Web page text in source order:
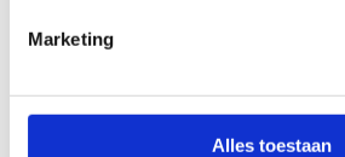
Marketing
Alles toestaan
Anti-Robot Verification
Click to start verification